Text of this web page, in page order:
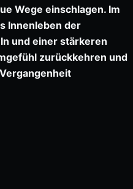
Wege einschlagen. Im
Innenleben der
und einer stärkeren
zurückkehren und